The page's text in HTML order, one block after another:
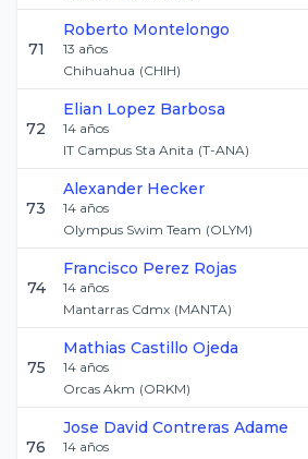
71
Roberto Montelongo
13 años
Chihuahua (CHIH)
72
Elian Lopez Barbosa
14 años
IT Campus Sta Anita (T-ANA)
73
Alexander Hecker
14 años
Olympus Swim Team (OLYM)
74
Francisco Perez Rojas
14 años
Mantarras Cdmx (MANTA)
75
Mathias Castillo Ojeda
14 años
Orcas Akm (ORKM)
76
Jose David Contreras Adame
14 años